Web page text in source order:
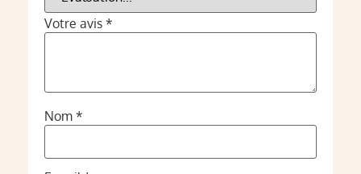
Votre avis *
Nom *